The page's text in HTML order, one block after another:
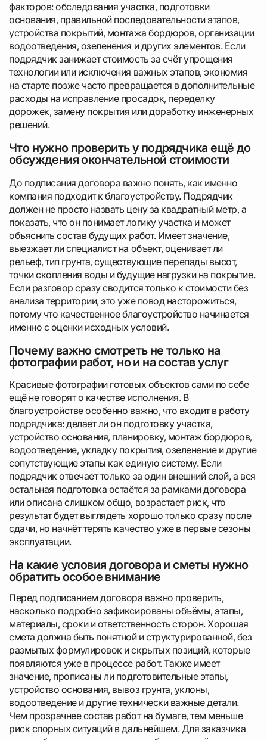
факторов: обследования участка, подготовки
основания, правильной последовательности этапов,
устройства покрытий, монтажа бордюров, организации
водоотведения, озеленения и других элементов. Если
подрядчик занижает стоимость за счёт упрощения
технологии или исключения важных этапов, экономия
на старте позже часто превращается в дополнительные
расходы на исправление просадок, переделку
дорожек, замену покрытия или доработку инженерных
решений.
Что нужно проверить у подрядчика ещё до
обсуждения окончательной стоимости
До подписания договора важно понять, как именно
компания подходит к благоустройству. Подрядчик
должен не просто назвать цену за квадратный метр, а
показать, что он понимает логику участка и может
объяснить состав будущих работ. Имеет значение,
выезжает ли специалист на объект, оценивает ли
рельеф, тип грунта, существующие перепады высот,
точки скопления воды и будущие нагрузки на покрытие.
Если разговор сразу сводится только к стоимости без
анализа территории, это уже повод насторожиться,
потому что качественное благоустройство начинается
именно с оценки исходных условий.
Почему важно смотреть не только на
фотографии работ, но и на состав услуг
Красивые фотографии готовых объектов сами по себе
ещё не говорят о качестве исполнения. В
благоустройстве особенно важно, что входит в работу
подрядчика: делает ли он подготовку участка,
устройство основания, планировку, монтаж бордюров,
водоотведение, укладку покрытия, озеленение и другие
сопутствующие этапы как единую систему. Если
подрядчик отвечает только за один внешний слой, а вся
остальная подготовка остаётся за рамками договора
или описана слишком общо, возрастает риск, что
результат будет выглядеть хорошо только сразу после
сдачи, но начнёт терять качество уже в первые сезоны
эксплуатации.
На какие условия договора и сметы нужно
обратить особое внимание
Перед подписанием договора важно проверить,
насколько подробно зафиксированы объёмы, этапы,
материалы, сроки и ответственность сторон. Хорошая
смета должна быть понятной и структурированной, без
размытых формулировок и скрытых позиций, которые
появляются уже в процессе работ. Также имеет
значение, прописаны ли подготовительные этапы,
устройство основания, вывоз грунта, уклоны,
водоотведение и другие технически важные детали.
Чем прозрачнее состав работ на бумаге, тем меньше
риск спорных ситуаций в дальнейшем. Для заказчика